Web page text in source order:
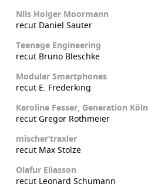
Nils Holger Moormann
recut Daniel Sauter
Teenage Engineering
recut Bruno Bleschke
Modular Smartphones
recut E. Frederking
Karoline Fesser, Generation Köln
recut Gregor Rothmeier
mischer’traxler
recut Max Stolze
Olafur Eliasson
recut Leonard Schumann